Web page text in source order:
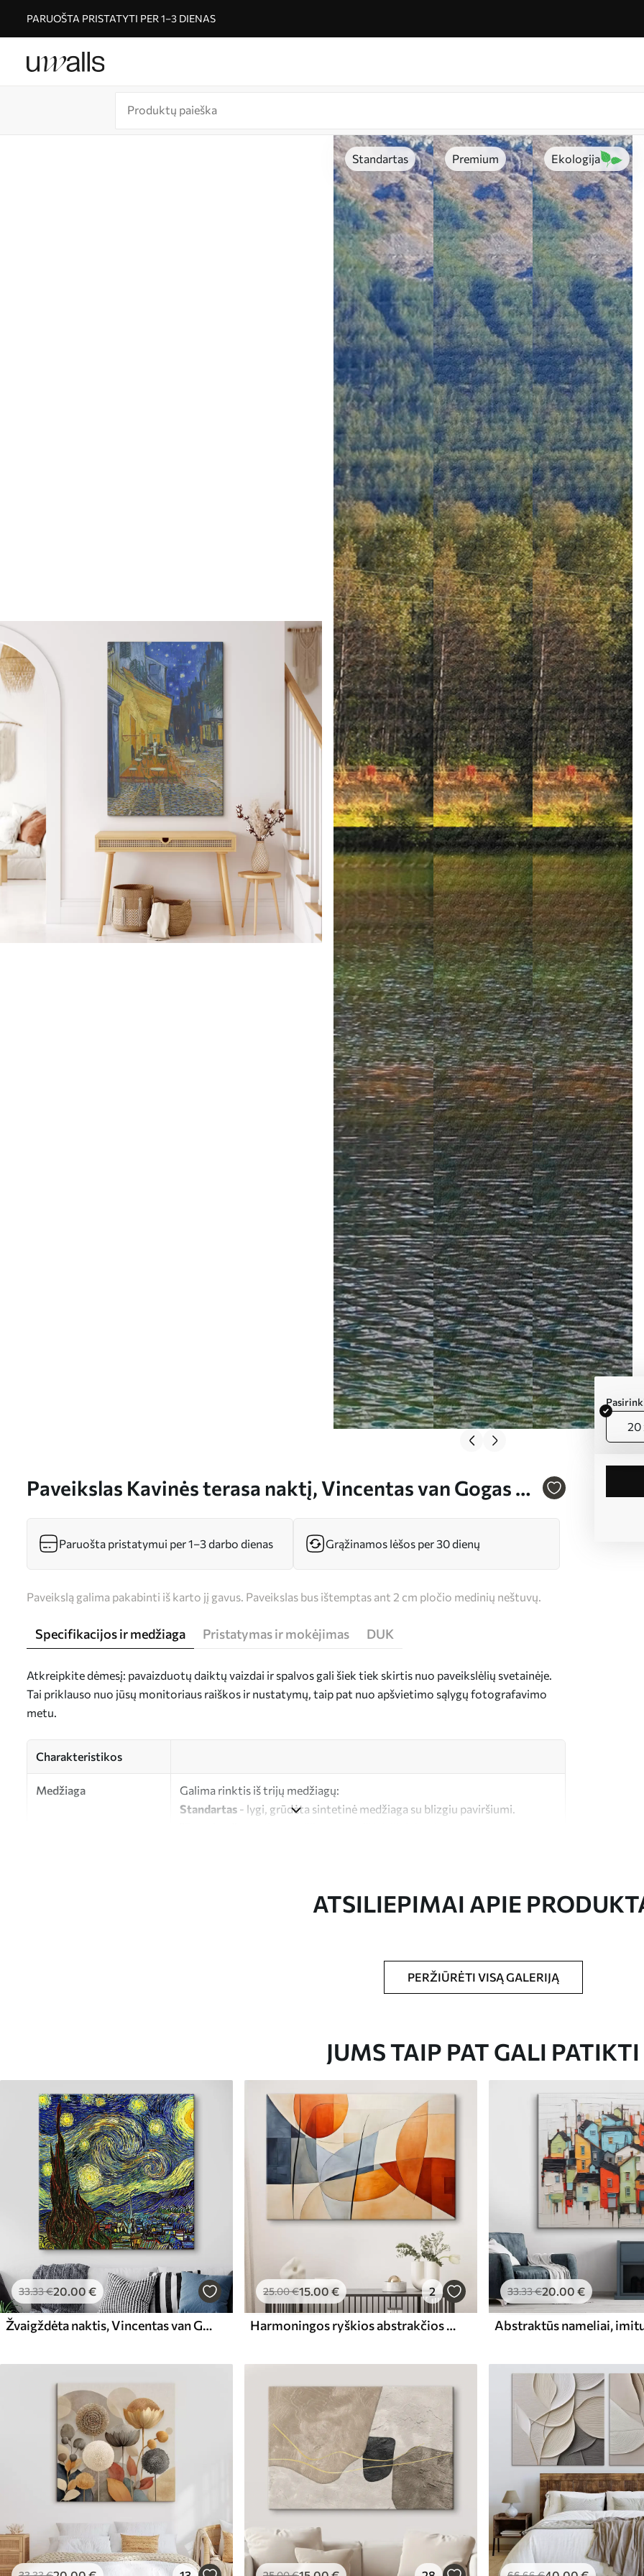
PARUOŠTA PRISTATYTI PER 1–3 DIENAS
Standartas Premium Ekologija
Paveikslas Kavinės terasa naktį, Vincentas van Gogas Nr
20
Paruošta pristatymui per 1–3 darbo dienas Grąžinamos lėšos per 30 dienų
Paveikslą galima pakabinti iš karto jį gavus. Paveikslas bus ištemptas ant 2 cm pločio medinių neštuvų.
Specifikacijos ir medžiaga Pristatymas ir mokėjimas DUK
Atkreipkite dėmesį: pavaizduotų daiktų vaizdai ir spalvos gali šiek tiek skirtis nuo paveikslėlių svetainėje.
Tai priklauso nuo jūsų monitoriaus raiškos ir nustatymų, taip pat nuo apšvietimo sąlygų fotografavimo
metu.
Charakteristikos
Medžiaga
Galima rinktis iš trijų medžiagų:
Standartas - lygi, grūdėta sintetinė medžiaga su blizgiu paviršiumi.
Iš .00€
ATSILIEPIMAI APIE
PERŽIŪRĖTI VISĄ GALERIJĄ
JUMS TAIP PAT GALI PATIKTI
33.33€20.00 €
Žvaigždėta naktis, Vincentas van Gogas
25.00€15.00 € 2
Harmoningos ryškios abstrakčios formos
33.33€20.00 €